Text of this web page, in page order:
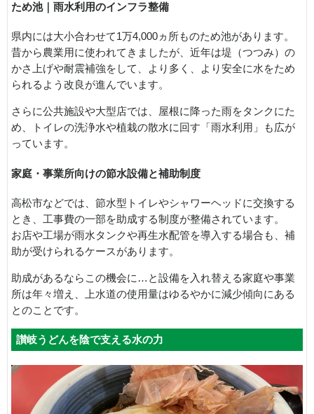
ため池｜雨水利用のインフラ整備
県内には大小合わせて1万4,000ヵ所ものため池があります。
昔から農業用に使われてきましたが、近年は堤（つつみ）の
かさ上げや耐震補強をして、より多く、より安全に水をため
られるよう改良が進んでいます。
さらに公共施設や大型店では、屋根に降った雨をタンクにた
め、トイレの洗浄水や植栽の散水に回す「雨水利用」も広が
っています。
家庭・事業所向けの節水設備と補助制度
高松市などでは、節水型トイレやシャワーヘッドに交換する
とき、工事費の一部を助成する制度が整備されています。
お店や工場が雨水タンクや再生水配管を導入する場合も、補
助が受けられるケースがあります。
助成があるならこの機会に…と設備を入れ替える家庭や事業
所は年々増え、上水道の使用量はゆるやかに減少傾向にある
とのことです。
讃岐うどんを陰で支える水の力